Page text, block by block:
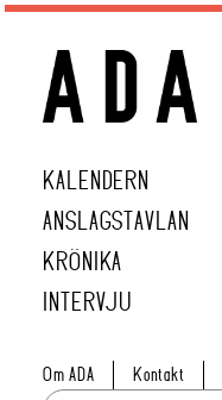
KALENDERN
ANSLAGSTAVLAN
KRÖNIKA
INTERVJU
Om ADA Kontakt